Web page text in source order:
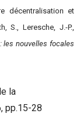
décentralisation et
S., Leresche, J.-P.,
les nouvelles focales
la
pp.15-28